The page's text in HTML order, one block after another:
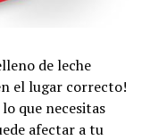
de leche
el lugar correcto!
que necesitas
afectar a tu